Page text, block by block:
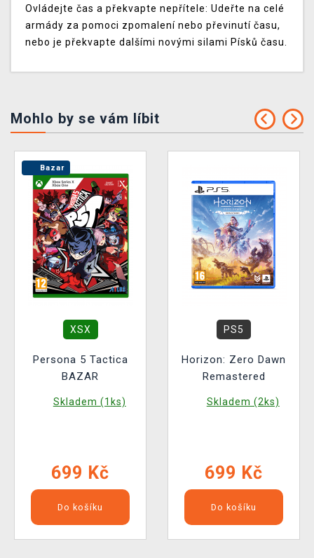
Ovládejte čas a překvapte nepřítele: Udeřte na celé
armády za pomoci zpomalení nebo převinutí času,
nebo je překvapte dalšími novými silami Písků času.
Mohlo by se vám líbit
Bazar
XSX
Persona 5 Tactica
BAZAR
Skladem (1ks)
699 Kč
Do košíku
PS5
Horizon: Zero Dawn
Remastered
Skladem (2ks)
699 Kč
Do košíku